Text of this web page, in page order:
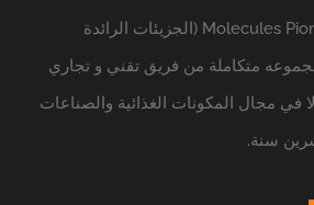
شركة Molecules Pioneer Business (الجزيئات الرائدة
متكاملة من فريق تقني و تجاري
في مجال المكونات الغذائية والصناعات
سنة.